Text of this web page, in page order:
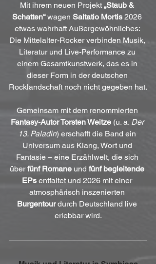
Mit ihrem neuen Projekt „Staub &
Schatten“ wagen Saltatio Mortis 2026
etwas wahrhaft Außergewöhnliches:
Die Mittelalter-Rocker verbinden Musik,
Literatur und Live-Performance zu
einem Gesamtkunstwerk, das es in
dieser Form in der deutschen
Rocklandschaft noch nicht gegeben hat.
Gemeinsam mit dem renommierten
Fantasy-Autor Torsten Weitze (u. a. Der
13. Paladin) erschafft die Band ein
Universum aus Klang, Wort und
Fantasie – eine Erzählwelt, die sich
über fünf Romane und fünf begleitende
EPs entfaltet und 2026 mit einer
atmosphärisch inszenierten
Burgentour durch Deutschland live
erlebbar wird.